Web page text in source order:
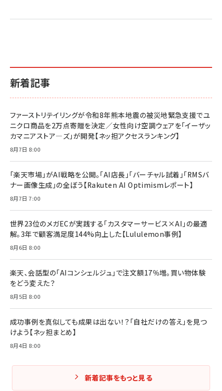
2億円を売り上げたプロが教える note×AI 最強の
小さな会社は戦略が9割
￥1,815
マーケティングの真実 P&G・グリコで学んだ失敗
￥2,200
anan(アンアン)2026/07/01号 No.2501[魅せる
anan(アンアン)2026/06/24号 No.2500増刊
anan(アンアン)2026/07/08号 No.2502[2026
年後半、あなたの恋と運命／山田涼介]
￥880
ママ投資家が育休中に１億貯めた株式投資
￥1,870
￥1,980
ベインキャピタル 企業価値向上力の秘密
ルな本質」
￥2,750
フィードバック経営 「沈黙の組織」から「高め合う
Amazonランキングをもっと見る
新着記事
ファーストリテイリングが令和8年熊本地震の被災地緊急支援でユ
ニクロ商品を2万点寄贈を決定／女性向け空調ウェアを「イーザッ
カマニアストア―ズ」が開発【ネッ担アクセスランキング】
8月7日 8:00
「楽天市場」がAI戦略を公開。「AI店長」「バーチャル試着」「RMSバ
ナー画像生成」の全ぼう【Rakuten AI Optimismレポート】
8月7日 7:00
世界23位のメガECが実践する「カスタマーサービス×AI」の最適
解。3年で顧客満足度144%向上した【Lululemon事例】
8月6日 8:00
楽天、会話型の「AIコンシェルジュ」で注文額17％増。買い物体験
をどう変えた？
8月5日 8:00
成功事例を真似しても成果は出ない！？「自社だけの答え」を見つ
けよう【ネッ担まとめ】
8月4日 8:00
新着記事をもっと見る